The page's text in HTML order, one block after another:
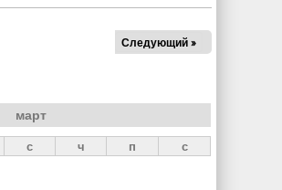
Следующий »
март
с ч п с